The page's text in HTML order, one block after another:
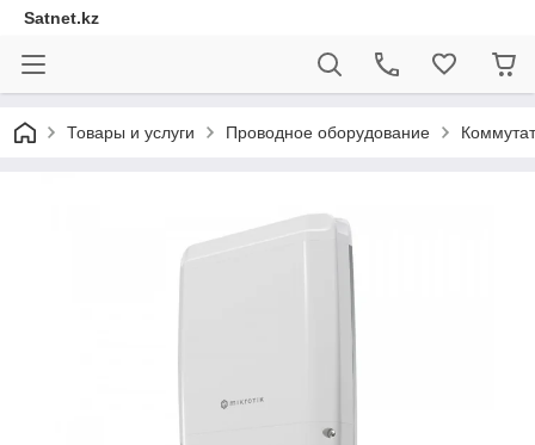
Satnet.kz
Товары и услуги Проводное оборудование